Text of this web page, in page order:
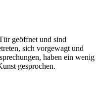
geöffnet und sind
sich vorgewagt und
haben ein wenig
gesprochen.